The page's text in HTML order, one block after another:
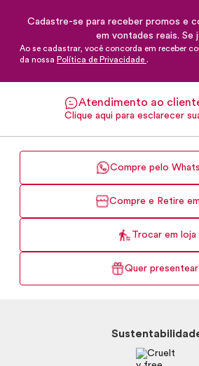
Cadastre-se para receber promos e
em vontades reais. Se
Ao se cadastrar, você concorda em receber
da nossa Política de Privacidade .
Atendimento ao
Clique aqui para esclarecer
Compre pelo
Compre e Retire
Trocar em loja
Quer